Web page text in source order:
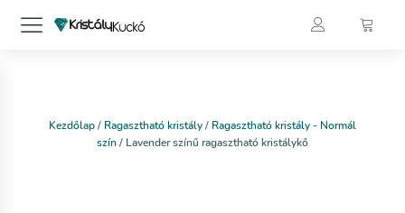
Kezdőlap/ Ragasztható kristály/ Ragasztható kristály - Normál
szín/ Lavender színű ragasztható kristálykő